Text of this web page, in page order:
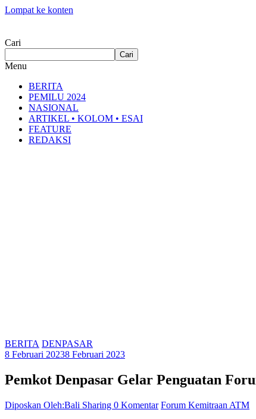
Lompat ke konten
Cari
Cari
Menu
BERITA
PEMILU 2024
NASIONAL
ARTIKEL • KOLOM • ESAI
FEATURE
REDAKSI
BERITA DENPASAR
8 Februari 20238 Februari 2023
Pemkot Denpasar Gelar Penguatan
Diposkan Oleh:Bali Sharing 0 Komentar Forum Kemitraan ATM